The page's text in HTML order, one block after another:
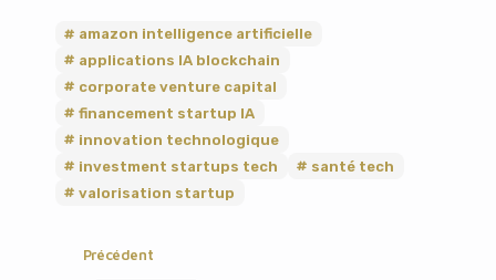
amazon intelligence artificielle
applications IA blockchain
corporate venture capital
financement startup IA
innovation technologique
investment startups tech
santé tech
valorisation startup
Précédent